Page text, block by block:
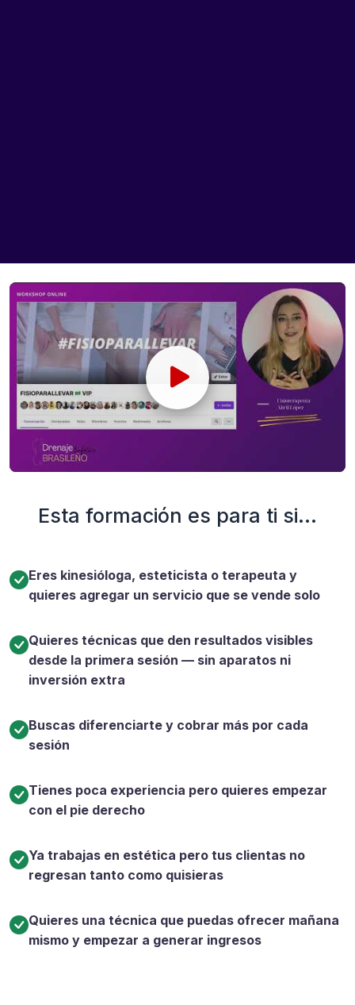
Esta formación es para ti si...
Eres kinesióloga, esteticista o terapeuta y
quieres agregar un servicio que se vende solo
Quieres técnicas que den resultados visibles
desde la primera sesión — sin aparatos ni
inversión extra
Buscas diferenciarte y cobrar más por cada
sesión
Tienes poca experiencia pero quieres empezar
con el pie derecho
Ya trabajas en estética pero tus clientas no
regresan tanto como quisieras
Quieres una técnica que puedas ofrecer mañana
mismo y empezar a generar ingresos